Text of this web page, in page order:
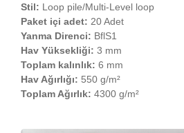
Stil: Loop pile/Multi-Level loop
Paket içi adet: 20 Adet
Yanma Direnci: BflS1
Hav Yüksekliği: 3 mm
Toplam kalınlık: 6 mm
Hav Ağırlığı: 550 g/m²
Toplam Ağırlık: 4300 g/m²